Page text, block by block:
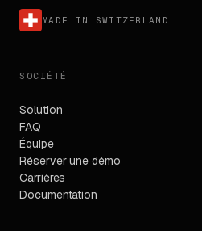
MADE IN SWITZERLAND
SOCIÉTÉ
Solution
FAQ
Équipe
Réserver une démo
Carrières
Documentation